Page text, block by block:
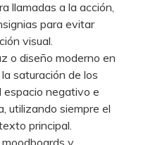
llamadas a la acción,
para evitar
visual.
o diseño moderno en
saturación de los
espacio negativo e
utilizando siempre el
principal.
y